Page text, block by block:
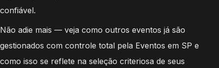
confiável.
Não adie mais — veja como outros eventos já são
gestionados com controle total pela Eventos em SP e
como isso se reflete na seleção criteriosa de seus